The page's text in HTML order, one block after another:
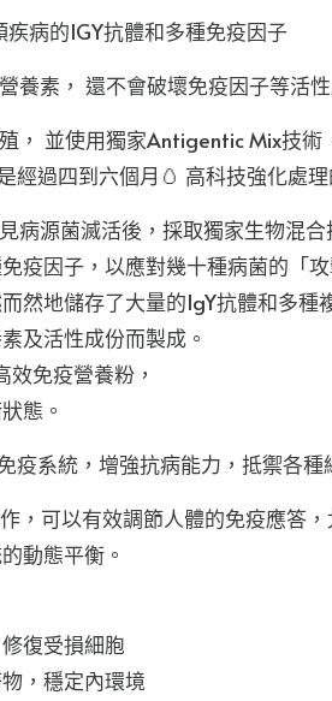
升
睡
眠
數
|
保
護
腸
數
量
病的IGY抗體和多種免疫因子
養素， 還不會破壞免疫因子等活
， 並使用獨家Antigentic Mix技術
經過四到六個月🥚 高科技強化處
病源菌滅活後，採取獨家生物混合
疫因子，以應對幾十種病菌的「攻
然地儲存了大量的IgY抗體和多種
及活性成份而製成。
免疫營養粉，
態。
疫系統，增強抗病能力，抵禦各
，可以有效調節人體的免疫應答
動態平衡。
復受損細胞
，穩定內環境